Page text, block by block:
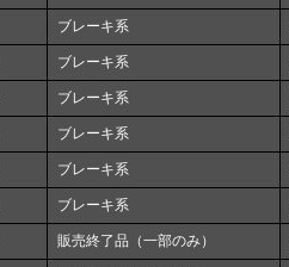
ブレーキ系
ブレーキ系
ブレーキ系
ブレーキ系
ブレーキ系
ブレーキ系
販売終了品（一部のみ）